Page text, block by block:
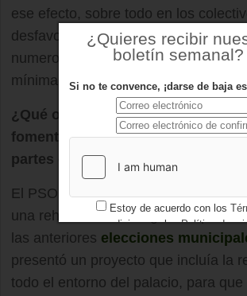
ese efecto, sobre todo en los
desfavorecidos, como las personas
numerosas, personas mayores que
mínima como pensión, etc.
¿Qué opinión tiene desde el PSOE
fomento del turismo y
partes de Boadilla, como el
El PSOE, durante muchos años, ha
una rehabilitación integral del
las anteriores elecciones
presentó un proyecto que incluía la
todo el entorno del palacio, para
¿Quieres recibir
boletín semanal?
Si no te convence, ¡darse de baja
Estoy de acuerdo con los
condicionesy losPolítica de